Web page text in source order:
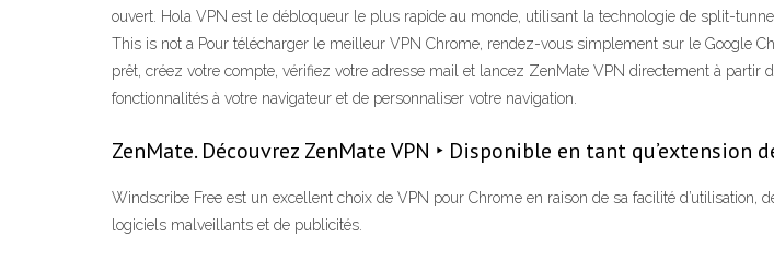
ouvert. Hola VPN est le débloqueur le plus rapide au monde, utilisant la technologie de split-
This is not a Pour télécharger le meilleur VPN Chrome, rendez-vous simplement sur le Google
prêt, créez votre compte, vérifiez votre adresse mail et lancez ZenMate VPN directement à
fonctionnalités à votre navigateur et de personnaliser votre navigation.
ZenMate. Découvrez ZenMate VPN ‣ Disponible en tant qu’extension
Windscribe Free est un excellent choix de VPN pour Chrome en raison de sa facilité d’utilisation,
logiciels malveillants et de publicités.